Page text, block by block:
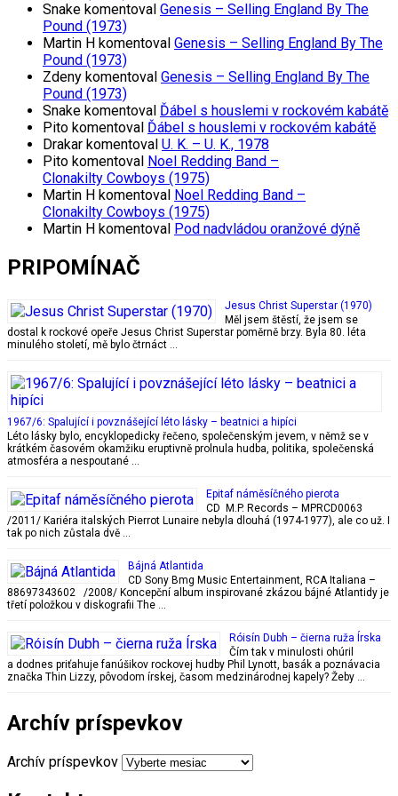
Snake komentoval Genesis – Selling England By The
Pound (1973)
Martin H komentoval Genesis – Selling England By The
Pound (1973)
Zdeny komentoval Genesis – Selling England By The
Pound (1973)
Snake komentoval Ďábel s houslemi v rockovém kabátě
Pito komentoval Ďábel s houslemi v rockovém kabátě
Drakar komentoval U. K. – U. K., 1978
Pito komentoval Noel Redding Band –
Clonakilty Cowboys (1975)
Martin H komentoval Noel Redding Band –
Clonakilty Cowboys (1975)
Martin H komentoval Pod nadvládou oranžové dýně
PRIPOMÍNAČ
Jesus Christ Superstar (1970)
Měl jsem štěstí, že jsem se
dostal k rockové opeře Jesus Christ Superstar poměrně brzy. Byla 80. léta
minulého století, mě bylo čtrnáct …
1967/6: Spalující i povznášející léto lásky – beatnici a hipíci
Léto lásky bylo, encyklopedicky řečeno, společenským jevem, v němž se v
krátkém časovém okamžiku eruptivně prolnula hudba, politika, společenská
atmosféra a nespoutané …
Epitaf náměsíčného pierota
CD M.P. Records ‎– MPRCD0063
/2011/ Kariéra italských Pierrot Lunaire nebyla dlouhá (1974-1977), ale co už. I
tak po nich zůstala dvě …
Bájná Atlantida
CD Sony Bmg Music Entertainment, RCA Italiana ‎–
88697343602 /2008/ Koncepční album inspirované zkázou bájné Atlantidy je
třetí položkou v diskografii The …
Róisín Dubh – čierna ruža Írska
Čím tak v minulosti ohúril
a dodnes priťahuje fanúšikov rockovej hudby Phil Lynott, basák a poznávacia
značka Thin Lizzy, pôvodom írskej, časom medzinárodnej kapely? Žeby …
Archív príspevkov
Archív príspevkov